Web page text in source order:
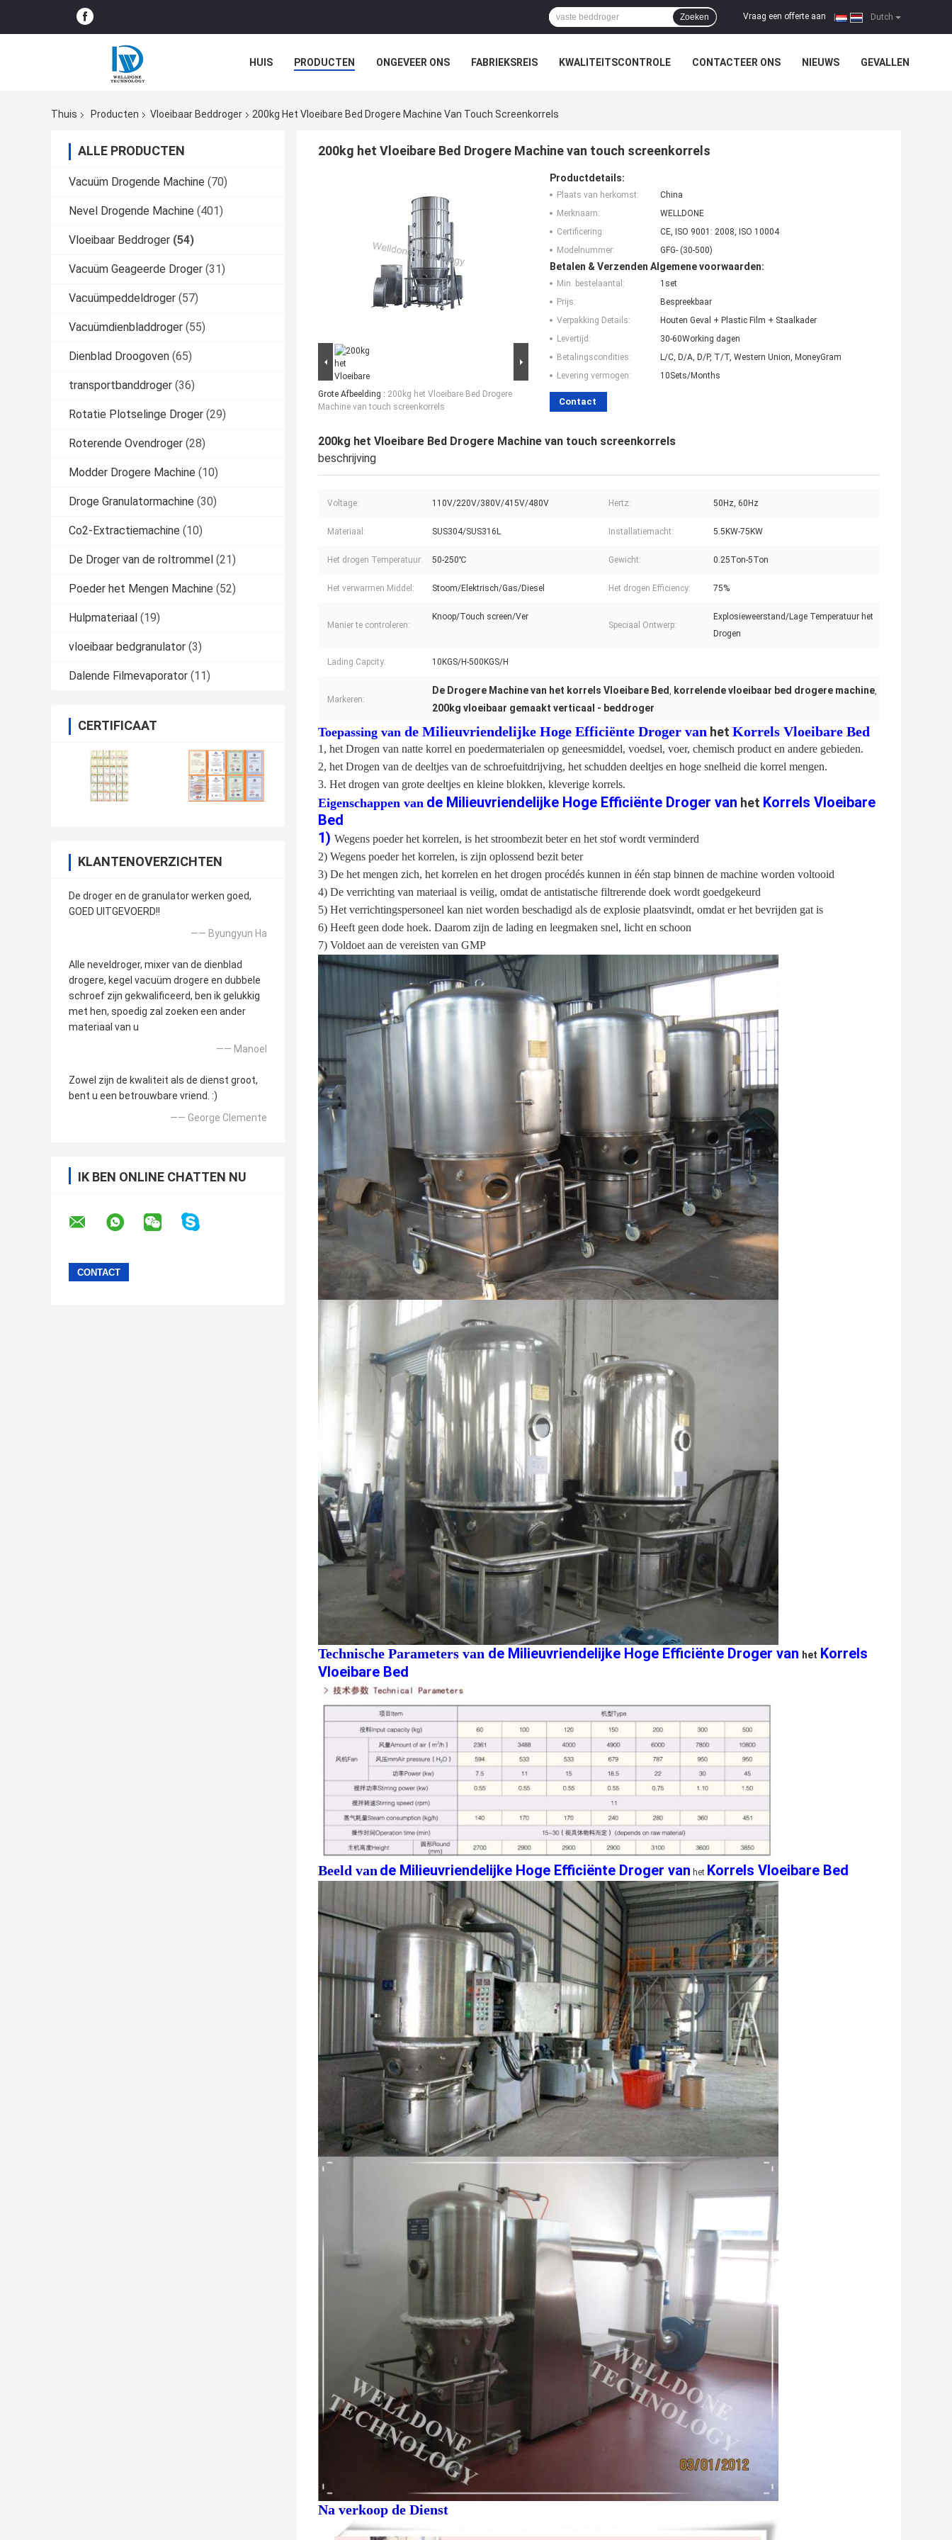
Dutch
Vraag een offerte aan
Zoeken
HUIS PRODUCTEN ONGEVEER ONS FABRIEKSREIS KWALITEITSCONTROLE CONTACTEER ONS NIEUWS GEVALLEN
Thuis
Producten Vloeibaar Beddroger 200kg Het Vloeibare Bed Drogere Machine Van Touch Screenkorrels
ALLE PRODUCTEN
Vacuüm Drogende Machine (70)
Nevel Drogende Machine (401)
Vloeibaar Beddroger (54)
Vacuüm Geageerde Droger (31)
Vacuümpeddeldroger (57)
Vacuümdienbladdroger (55)
Dienblad Droogoven (65)
transportbanddroger (36)
Rotatie Plotselinge Droger (29)
Roterende Ovendroger (28)
Modder Drogere Machine (10)
Droge Granulatormachine (30)
Co2-Extractiemachine (10)
De Droger van de roltrommel (21)
Poeder het Mengen Machine (52)
Hulpmateriaal (19)
vloeibaar bedgranulator (3)
Dalende Filmevaporator (11)
CERTIFICAAT
KLANTENOVERZICHTEN
De droger en de granulator werken goed,
GOED UITGEVOERD!!
—— Byungyun Ha
Alle neveldroger, mixer van de dienblad
drogere, kegel vacuüm drogere en dubbele
schroef zijn gekwalificeerd, ben ik gelukkig
met hen, spoedig zal zoeken een ander
materiaal van u
—— Manoel
Zowel zijn de kwaliteit als de dienst groot,
bent u een betrouwbare vriend. :)
—— George Clemente
IK BEN ONLINE CHATTEN NU
200kg het Vloeibare Bed Drogere Machine van touch screenkorrels
Grote Afbeelding : 200kg het Vloeibare Bed Drogere
Machine van touch screenkorrels
Productdetails:
Plaats van herkomst:
China
Merknaam:
WELLDONE
Certificering:
CE, ISO 9001: 2008, ISO 10004
Modelnummer:
GFG- (30-500)
Betalen & Verzenden Algemene voorwaarden:
Min. bestelaantal:
1set
Prijs:
Bespreekbaar
Verpakking Details:
Houten Geval + Plastic Film + Staalkader
Levertijd:
30-60Working dagen
Betalingscondities:
L/C, D/A, D/P, T/T, Western Union, MoneyGram
Levering vermogen:
10Sets/Months
Contact
200kg het Vloeibare Bed Drogere Machine van touch screenkorrels
beschrijving
Voltage: 110V/220V/380V/415V/480V Hertz: 50Hz, 60Hz
Materiaal: SUS304/SUS316L Installatiemacht: 5.5KW-75KW
Het drogen Temperatuur: 50-250℃ Gewicht: 0.25Ton-5Ton
Het verwarmen Middel: Stoom/Elektrisch/Gas/Diesel Het drogen Efficiency: 75%
Manier te controleren:
Knoop/Touch screen/Ver
Speciaal Ontwerp:
Explosieweerstand/Lage Temperatuur het
Drogen
Lading Capcity: 10KGS/H-500KGS/H
Markeren:
De Drogere Machine van het korrels Vloeibare Bed, korrelende vloeibaar bed drogere machine,
200kg vloeibaar gemaakt verticaal - beddroger
Toepassing van de Milieuvriendelijke Hoge Efficiënte Droger van het Korrels Vloeibare Bed
1, het Drogen van natte korrel en poedermaterialen op geneesmiddel, voedsel, voer, chemisch product en andere gebieden.
2, het Drogen van de deeltjes van de schroefuitdrijving, het schudden deeltjes en hoge snelheid die korrel mengen.
3. Het drogen van grote deeltjes en kleine blokken, kleverige korrels.
Eigenschappen van de Milieuvriendelijke Hoge Efficiënte Droger van het Korrels Vloeibare
Bed
1) Wegens poeder het korrelen, is het stroombezit beter en het stof wordt verminderd
2) Wegens poeder het korrelen, is zijn oplossend bezit beter
3) De het mengen zich, het korrelen en het drogen procédés kunnen in één stap binnen de machine worden voltooid
4) De verrichting van materiaal is veilig, omdat de antistatische filtrerende doek wordt goedgekeurd
5) Het verrichtingspersoneel kan niet worden beschadigd als de explosie plaatsvindt, omdat er het bevrijden gat is
6) Heeft geen dode hoek. Daarom zijn de lading en leegmaken snel, licht en schoon
7) Voldoet aan de vereisten van GMP
Technische Parameters van de Milieuvriendelijke Hoge Efficiënte Droger van het Korrels
Vloeibare Bed
Beeld van de Milieuvriendelijke Hoge Efficiënte Droger van het Korrels Vloeibare Bed
Na verkoop de Dienst